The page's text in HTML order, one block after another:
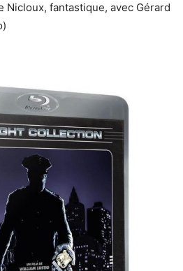
Nicloux, fantastique, avec Gérard